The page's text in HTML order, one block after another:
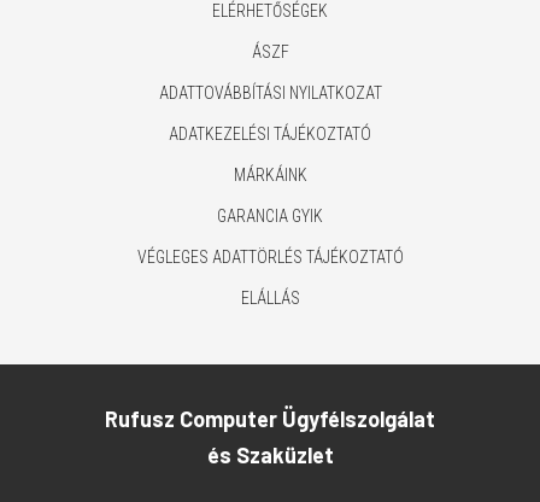
ELÉRHETŐSÉGEK
ÁSZF
ADATTOVÁBBÍTÁSI NYILATKOZAT
ADATKEZELÉSI TÁJÉKOZTATÓ
MÁRKÁINK
GARANCIA GYIK
VÉGLEGES ADATTÖRLÉS TÁJÉKOZTATÓ
ELÁLLÁS
Rufusz Computer Ügyfélszolgálat
és Szaküzlet